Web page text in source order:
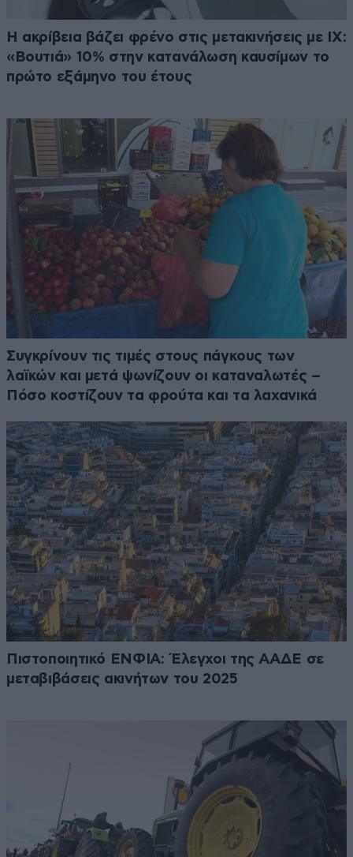
Η ακρίβεια βάζει φρένο στις μετακινήσεις με ΙΧ:
«Βουτιά» 10% στην κατανάλωση καυσίμων το
πρώτο εξάμηνο του έτους
Συγκρίνουν τις τιμές στους πάγκους των
λαϊκών και μετά ψωνίζουν οι καταναλωτές –
Πόσο κοστίζουν τα φρούτα και τα λαχανικά
Πιστοποιητικό ΕΝΦΙΑ: Έλεγχοι της ΑΑΔΕ σε
μεταβιβάσεις ακινήτων του 2025